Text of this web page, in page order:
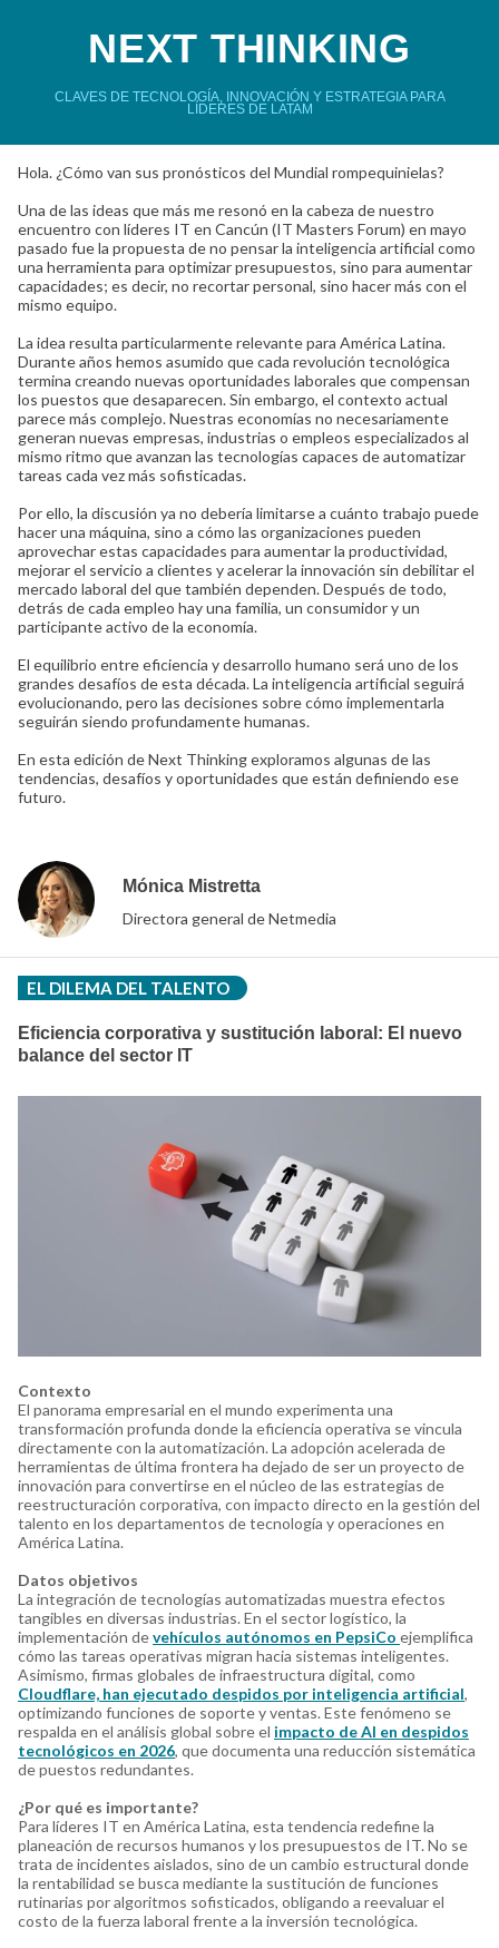
NEXT THINKING
CLAVES DE TECNOLOGÍA, INNOVACIÓN Y ESTRATEGIA PARA
LÍDERES DE LATAM
Hola. ¿Cómo van sus pronósticos del Mundial rompequinielas?
Una de las ideas que más me resonó en la cabeza de nuestro
encuentro con líderes IT en Cancún (IT Masters Forum) en mayo
pasado fue la propuesta de no pensar la inteligencia artificial como
una herramienta para optimizar presupuestos, sino para aumentar
capacidades; es decir, no recortar personal, sino hacer más con el
mismo equipo.
La idea resulta particularmente relevante para América Latina.
Durante años hemos asumido que cada revolución tecnológica
termina creando nuevas oportunidades laborales que compensan
los puestos que desaparecen. Sin embargo, el contexto actual
parece más complejo. Nuestras economías no necesariamente
generan nuevas empresas, industrias o empleos especializados al
mismo ritmo que avanzan las tecnologías capaces de automatizar
tareas cada vez más sofisticadas.
Por ello, la discusión ya no debería limitarse a cuánto trabajo puede
hacer una máquina, sino a cómo las organizaciones pueden
aprovechar estas capacidades para aumentar la productividad,
mejorar el servicio a clientes y acelerar la innovación sin debilitar el
mercado laboral del que también dependen. Después de todo,
detrás de cada empleo hay una familia, un consumidor y un
participante activo de la economía.
El equilibrio entre eficiencia y desarrollo humano será uno de los
grandes desafíos de esta década. La inteligencia artificial seguirá
evolucionando, pero las decisiones sobre cómo implementarla
seguirán siendo profundamente humanas.
En esta edición de Next Thinking exploramos algunas de las
tendencias, desafíos y oportunidades que están definiendo ese
futuro.
Mónica Mistretta
Directora general de Netmedia
EL DILEMA DEL TALENTO
Eficiencia corporativa y sustitución laboral: El nuevo
balance del sector IT
Contexto
El panorama empresarial en el mundo experimenta una
transformación profunda donde la eficiencia operativa se vincula
directamente con la automatización. La adopción acelerada de
herramientas de última frontera ha dejado de ser un proyecto de
innovación para convertirse en el núcleo de las estrategias de
reestructuración corporativa, con impacto directo en la gestión del
talento en los departamentos de tecnología y operaciones en
América Latina.
Datos objetivos
La integración de tecnologías automatizadas muestra efectos
tangibles en diversas industrias. En el sector logístico, la
implementación devehículos autónomos en PepsiCo ejemplifica
cómo las tareas operativas migran hacia sistemas inteligentes.
Asimismo, firmas globales de infraestructura digital, como
Cloudflare, han ejecutado despidos por inteligencia artificial,
optimizando funciones de soporte y ventas. Este fenómeno se
respalda en el análisis global sobre el impacto de AI en despidos
tecnológicos en 2026, que documenta una reducción sistemática
de puestos redundantes.
¿Por qué es importante?
Para líderes IT en América Latina, esta tendencia redefine la
planeación de recursos humanos y los presupuestos de IT. No se
trata de incidentes aislados, sino de un cambio estructural donde
la rentabilidad se busca mediante la sustitución de funciones
rutinarias por algoritmos sofisticados, obligando a reevaluar el
costo de la fuerza laboral frente a la inversión tecnológica.